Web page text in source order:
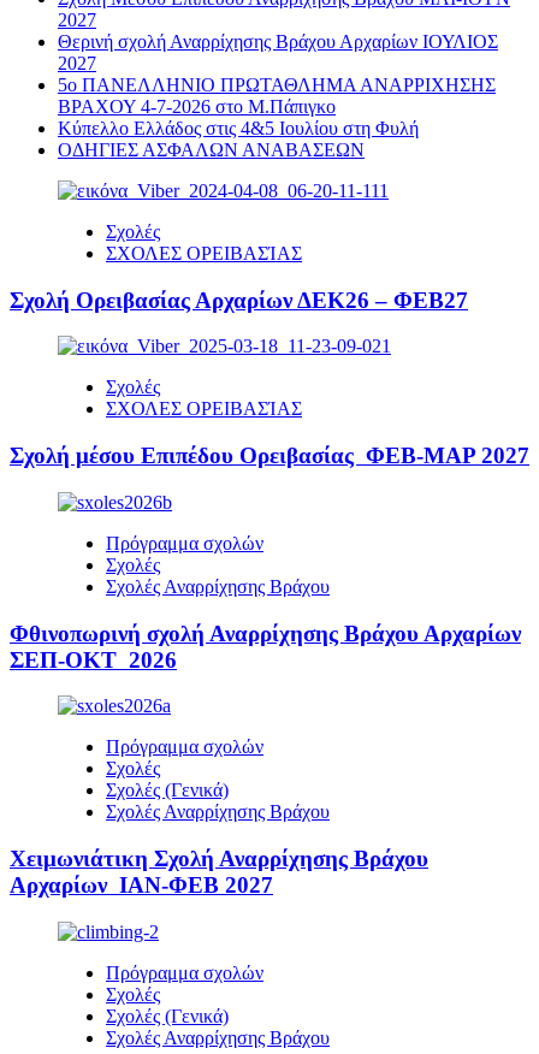
2027
Θερινή σχολή Αναρρίχησης Βράχου Αρχαρίων ΙΟΥΛΙΟΣ
2027
5ο ΠΑΝΕΛΛΗΝΙΟ ΠΡΩΤΑΘΛΗΜΑ ΑΝΑΡΡΙΧΗΣΗΣ
ΒΡΑΧΟΥ 4-7-2026 στο Μ.Πάπιγκο
Κύπελλο Ελλάδος στις 4&5 Ιουλίου στη Φυλή
ΟΔΗΓΙΕΣ ΑΣΦΑΛΩΝ ΑΝΑΒΑΣΕΩΝ
Σχολές
ΣΧΟΛΕΣ ΟΡΕΙΒΑΣΊΑΣ
Σχολή Ορειβασίας Αρχαρίων ΔΕΚ26 – ΦΕΒ27
Σχολές
ΣΧΟΛΕΣ ΟΡΕΙΒΑΣΊΑΣ
Σχολή μέσου Επιπέδου Ορειβασίας ΦΕΒ-ΜΑΡ 2027
Πρόγραμμα σχολών
Σχολές
Σχολές Αναρρίχησης Βράχου
Φθινοπωρινή σχολή Αναρρίχησης Βράχου Αρχαρίων
ΣΕΠ-ΟΚΤ 2026
Πρόγραμμα σχολών
Σχολές
Σχολές (Γενικά)
Σχολές Αναρρίχησης Βράχου
Χειμωνιάτικη Σχολή Αναρρίχησης Βράχου
Αρχαρίων ΙΑΝ-ΦΕΒ 2027
Πρόγραμμα σχολών
Σχολές
Σχολές (Γενικά)
Σχολές Αναρρίχησης Βράχου